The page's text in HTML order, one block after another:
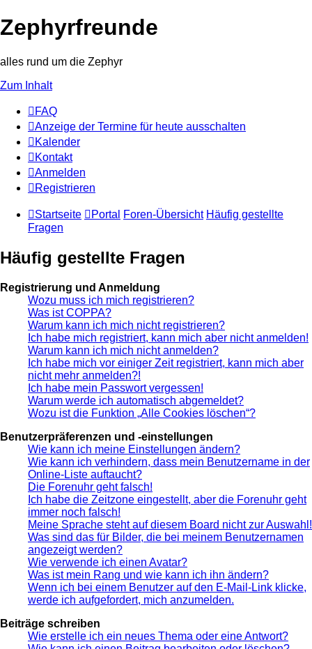
Zephyrfreunde
alles rund um die Zephyr
Zum Inhalt
FAQ
Anzeige der Termine für heute ausschalten
Kalender
Kontakt
Anmelden
Registrieren
Startseite Portal Foren-Übersicht Häufig gestellte
Fragen
Häufig gestellte Fragen
Registrierung und Anmeldung
Wozu muss ich mich registrieren?
Was ist COPPA?
Warum kann ich mich nicht registrieren?
Ich habe mich registriert, kann mich aber nicht anmelden!
Warum kann ich mich nicht anmelden?
Ich habe mich vor einiger Zeit registriert, kann mich aber
nicht mehr anmelden?!
Ich habe mein Passwort vergessen!
Warum werde ich automatisch abgemeldet?
Wozu ist die Funktion „Alle Cookies löschen“?
Benutzerpräferenzen und -einstellungen
Wie kann ich meine Einstellungen ändern?
Wie kann ich verhindern, dass mein Benutzername in der
Online-Liste auftaucht?
Die Forenuhr geht falsch!
Ich habe die Zeitzone eingestellt, aber die Forenuhr geht
immer noch falsch!
Meine Sprache steht auf diesem Board nicht zur Auswahl!
Was sind das für Bilder, die bei meinem Benutzernamen
angezeigt werden?
Wie verwende ich einen Avatar?
Was ist mein Rang und wie kann ich ihn ändern?
Wenn ich bei einem Benutzer auf den E-Mail-Link klicke,
werde ich aufgefordert, mich anzumelden.
Beiträge schreiben
Wie erstelle ich ein neues Thema oder eine Antwort?